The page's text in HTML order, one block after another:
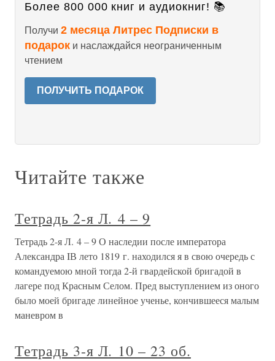
Более 800 000 книг и аудиокниг! 📚
Получи 2 месяца Литрес Подписки в
подарок и наслаждайся неограниченным
чтением
ПОЛУЧИТЬ ПОДАРОК
Читайте также
Тетрадь 2-я Л. 4 – 9
Тетрадь 2-я Л. 4 – 9 О наследии после императора
Александра IВ лето 1819 г. находился я в свою очередь с
командуемою мной тогда 2-й гвардейской бригадой в
лагере под Красным Селом. Пред выступлением из оного
было моей бригаде линейное ученье, кончившееся малым
маневром в
Тетрадь 3-я Л. 10 – 23 об.